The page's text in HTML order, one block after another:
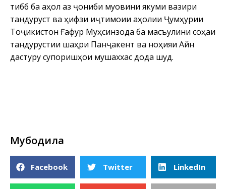
тиббӣ ба аҳолӣ аз ҷониби муовини якуми вазири
тандурустӣ ва ҳифзи иҷтимоии аҳолии Ҷумҳурии
Тоҷикистон Ғафур Муҳсинзода ба масъулини соҳаи
тандурустии шаҳри Панҷакент ва ноҳияи Айнӣ
дастуру супоришҳои мушаххас дода шуд.
Мубодила
Facebook Twitter LinkedIn